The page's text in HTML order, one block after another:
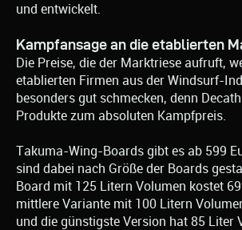
und entwickelt.
Kampfansage an die etablierten
Die Preise, die der Marktriese aufruft,
etablierten Firmen aus der Windsurf-
besonders gut schmecken, denn
Produkte zum absoluten Kampfpreis.
Takuma-Wing-Boards gibt es ab 599
sind dabei nach Größe der Boards
Board mit 125 Litern Volumen kostet
mittlere Variante mit 100 Litern
und die günstigste Version hat 85 Liter